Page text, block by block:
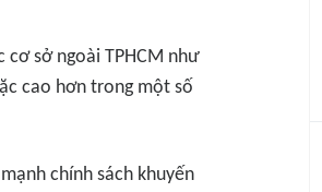
sở ngoài TPHCM như
cao hơn trong một số
chính sách khuyến